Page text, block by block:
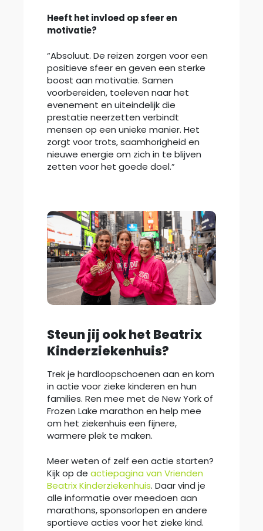
Heeft het invloed op sfeer en
motivatie?
“Absoluut. De reizen zorgen voor een
positieve sfeer en geven een sterke
boost aan motivatie. Samen
voorbereiden, toeleven naar het
evenement en uiteindelijk die
prestatie neerzetten verbindt
mensen op een unieke manier. Het
zorgt voor trots, saamhorigheid en
nieuwe energie om zich in te blijven
zetten voor het goede doel.”
Steun jij ook het Beatrix
Kinderziekenhuis?
Trek je hardloopschoenen aan en kom
in actie voor zieke kinderen en hun
families. Ren mee met de New York of
Frozen Lake marathon en help mee
om het ziekenhuis een fijnere,
warmere plek te maken.
Meer weten of zelf een actie starten?
Kijk op de actiepagina van Vrienden
Beatrix Kinderziekenhuis. Daar vind je
alle informatie over meedoen aan
marathons, sponsorlopen en andere
sportieve acties voor het zieke kind.